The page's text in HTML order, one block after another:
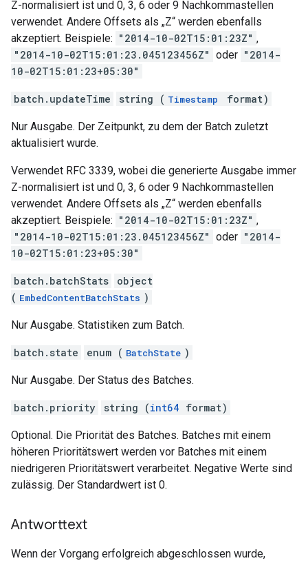
Z-normalisiert ist und 0, 3, 6 oder 9 Nachkommastellen
verwendet. Andere Offsets als „Z“ werden ebenfalls
akzeptiert. Beispiele: "2014-10-02T15:01:23Z" ,
"2014-10-02T15:01:23.045123456Z" oder "2014-
10-02T15:01:23+05:30"
batch.updateTime string ( Timestamp format)
Nur Ausgabe. Der Zeitpunkt, zu dem der Batch zuletzt
aktualisiert wurde.
Verwendet RFC 3339, wobei die generierte Ausgabe immer
Z-normalisiert ist und 0, 3, 6 oder 9 Nachkommastellen
verwendet. Andere Offsets als „Z“ werden ebenfalls
akzeptiert. Beispiele: "2014-10-02T15:01:23Z" ,
"2014-10-02T15:01:23.045123456Z" oder "2014-
10-02T15:01:23+05:30"
batch.batchStats
object
( EmbedContentBatchStats )
Nur Ausgabe. Statistiken zum Batch.
batch.state enum ( BatchState )
Nur Ausgabe. Der Status des Batches.
batch.priority string (int64 format)
Optional. Die Priorität des Batches. Batches mit einem
höheren Prioritätswert werden vor Batches mit einem
niedrigeren Prioritätswert verarbeitet. Negative Werte sind
zulässig. Der Standardwert ist 0.
Antworttext
Wenn der Vorgang erfolgreich abgeschlossen wurde,